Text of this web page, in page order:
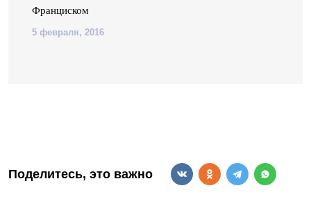
Франциском
5 февраля, 2016
Поделитесь, это важно